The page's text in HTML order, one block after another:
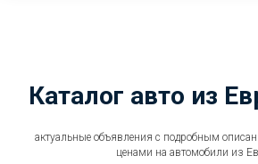
Каталог авто из
актуальные объявления с подробным
ценами на автомобили из